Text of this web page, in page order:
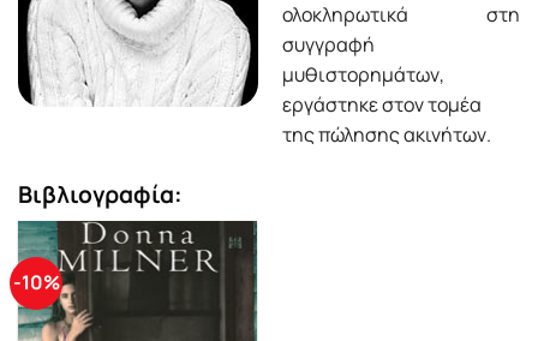
ολοκληρωτικά στη
συγγραφή
μυθιστορημάτων,
εργάστηκε στον τομέα
της πώλησης ακινήτων.
Βιβλιογραφία:
-10%